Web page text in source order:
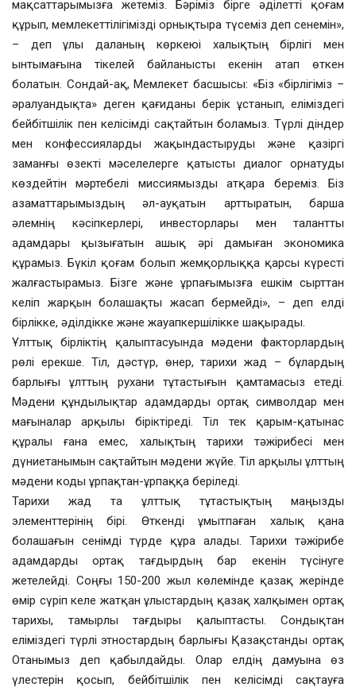
мақсаттарымызға жетеміз. Бәріміз бірге әділетті қоғам
құрып, мемлекеттілігімізді орнықтыра түсеміз деп сенемін»,
– деп ұлы даланың көркеюі халықтың бірлігі мен
ынтымағына тікелей байланысты екенін атап өткен
болатын. Сондай-ақ, Мемлекет басшысы: «Біз «бірлігіміз –
әралуандықта» деген қағиданы берік ұстанып, еліміздегі
бейбітшілік пен келісімді сақтайтын боламыз. Түрлі діндер
мен конфессияларды жақындастыруды және қазіргі
заманғы өзекті мәселелерге қатысты диалог орнатуды
көздейтін мәртебелі миссиямызды атқара береміз. Біз
азаматтарымыздың әл-ауқатын арттыратын, барша
әлемнің кәсіпкерлері, инвесторлары мен талантты
адамдары қызығатын ашық әрі дамыған экономика
құрамыз. Бүкіл қоғам болып жемқорлыққа қарсы күресті
жалғастырамыз. Бізге және ұрпағымызға ешкім сырттан
келіп жарқын болашақты жасап бермейді», – деп елді
бірлікке, әділдікке және жауапкершілікке шақырады.
Ұлттық бірліктің қалыптасуында мәдени факторлардың
рөлі ерекше. Тіл, дәстүр, өнер, тарихи жад – бұлардың
барлығы ұлттың рухани тұтастығын қамтамасыз етеді.
Мәдени құндылықтар адамдарды ортақ символдар мен
мағыналар арқылы біріктіреді. Тіл тек қарым-қатынас
құралы ғана емес, халықтың тарихи тәжірибесі мен
дүниетанымын сақтайтын мәдени жүйе. Тіл арқылы ұлттың
мәдени коды ұрпақтан-ұрпаққа беріледі.
Тарихи жад та ұлттық тұтастықтың маңызды
элементтерінің бірі. Өткенді ұмытпаған халық қана
болашағын сенімді түрде құра алады. Тарихи тәжірибе
адамдарды ортақ тағдырдың бар екенін түсінуге
жетелейді. Соңғы 150-200 жыл көлемінде қазақ жерінде
өмір сүріп келе жатқан ұлыстардың қазақ халқымен ортақ
тарихы, тамырлы тағдыры қалыптасты. Сондықтан
еліміздегі түрлі этностардың барлығы Қазақстанды ортақ
Отанымыз деп қабылдайды. Олар елдің дамуына өз
үлестерін қосып, бейбітшілік пен келісімді сақтауға